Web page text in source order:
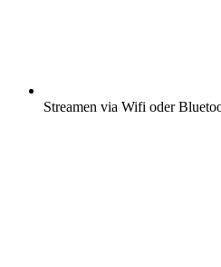
Streamen via Wifi oder